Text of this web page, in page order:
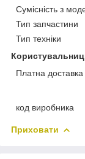
Сумісність з
Тип запчастини
Тип техніки
Платна доставка
код виробника
Приховати